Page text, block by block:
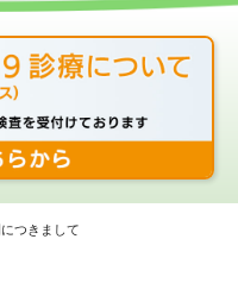
つきまして